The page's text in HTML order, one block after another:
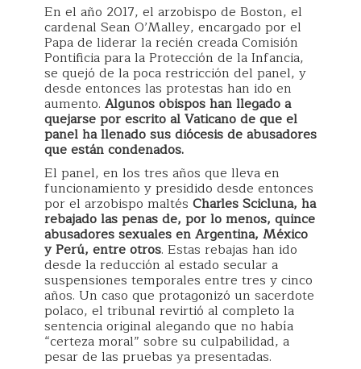
En el año 2017, el arzobispo de Boston, el
cardenal Sean O’Malley, encargado por el
Papa de liderar la recién creada Comisión
Pontificia para la Protección de la Infancia,
se quejó de la poca restricción del panel, y
desde entonces las protestas han ido en
aumento. Algunos obispos han llegado a
quejarse por escrito al Vaticano de que el
panel ha llenado sus diócesis de abusadores
que están condenados.
El panel, en los tres años que lleva en
funcionamiento y presidido desde entonces
por el arzobispo maltés Charles Scicluna, ha
rebajado las penas de, por lo menos, quince
abusadores sexuales en Argentina, México
y Perú, entre otros. Estas rebajas han ido
desde la reducción al estado secular a
suspensiones temporales entre tres y cinco
años. Un caso que protagonizó un sacerdote
polaco, el tribunal revirtió al completo la
sentencia original alegando que no había
“certeza moral” sobre su culpabilidad, a
pesar de las pruebas ya presentadas.